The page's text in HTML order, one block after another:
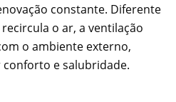
constante. Diferente
o ar, a ventilação
o ambiente externo,
e salubridade.